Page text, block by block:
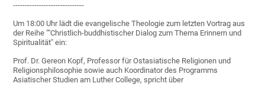
------------------------------
Um 18:00 Uhr lädt die evangelische Theologie zum letzten Vortrag aus
der Reihe ""Christlich-buddhistischer Dialog zum Thema Erinnern und
Spiritualität" ein:
Prof. Dr. Gereon Kopf, Professor für Ostasiatische Religionen und
Religionsphilosophie sowie auch Koordinator des Programms
Asiatischer Studien am Luther College, spricht über